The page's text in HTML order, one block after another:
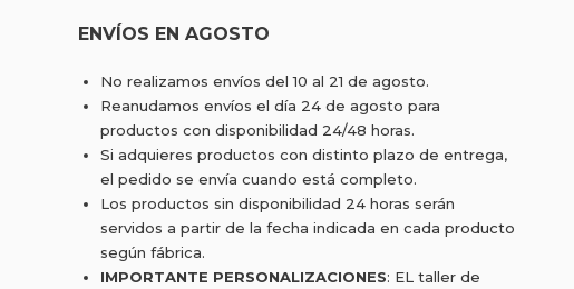
ENVÍOS EN AGOSTO
No realizamos envíos del 10 al 21 de agosto.
Reanudamos envíos el día 24 de agosto para
productos con disponibilidad 24/48 horas.
Si adquieres productos con distinto plazo de entrega,
el pedido se envía cuando está completo.
Los productos sin disponibilidad 24 horas serán
servidos a partir de la fecha indicada en cada producto
según fábrica.
IMPORTANTE PERSONALIZACIONES: EL taller de